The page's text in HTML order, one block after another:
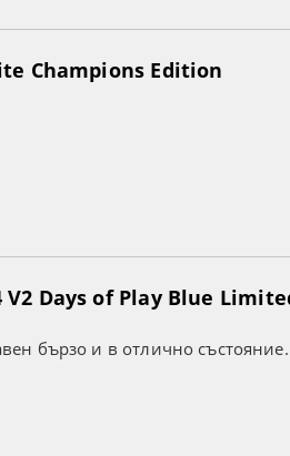
Champions Edition
V2 Days of Play Blue
бързо и в отлично